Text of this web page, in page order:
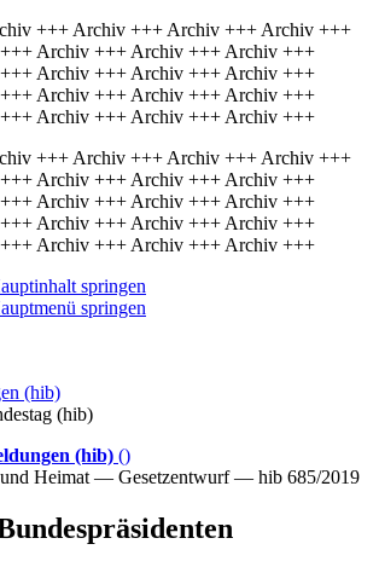
+++ Archiv +++ Archiv +++ Archiv +++
Archiv +++ Archiv +++ Archiv +++
Archiv +++ Archiv +++ Archiv +++
Archiv +++ Archiv +++ Archiv +++
Archiv +++ Archiv +++ Archiv +++
+++ Archiv +++ Archiv +++ Archiv +++
Archiv +++ Archiv +++ Archiv +++
Archiv +++ Archiv +++ Archiv +++
Archiv +++ Archiv +++ Archiv +++
Archiv +++ Archiv +++ Archiv +++
springen
springen
(hib)
(hib)
(hib) ()
und Heimat — Gesetzentwurf — hib 685/2019